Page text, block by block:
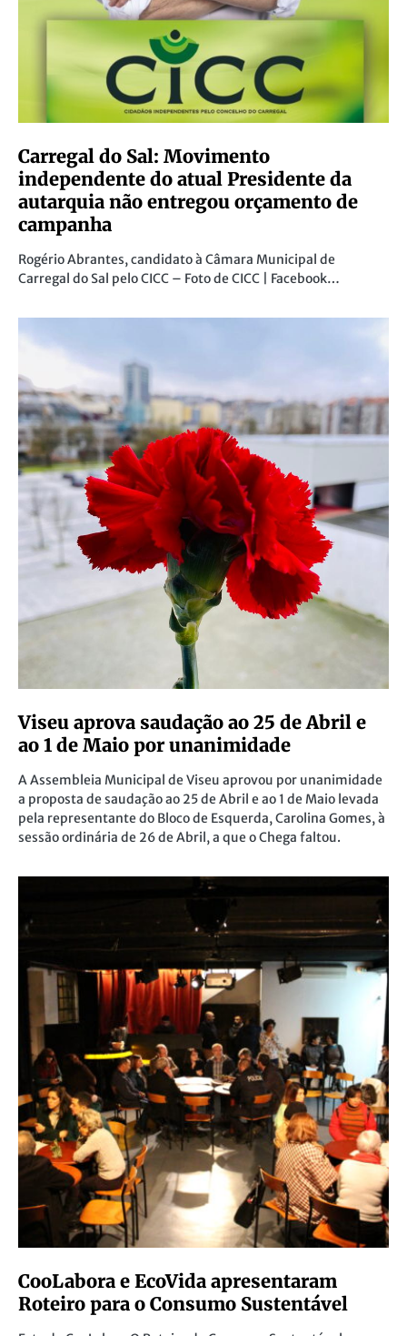
Carregal do Sal: Movimento
independente do atual Presidente da
autarquia não entregou orçamento de
campanha
Rogério Abrantes, candidato à Câmara Municipal de
Carregal do Sal pelo CICC – Foto de CICC | Facebook…
Viseu aprova saudação ao 25 de Abril e
ao 1 de Maio por unanimidade
A Assembleia Municipal de Viseu aprovou por unanimidade
a proposta de saudação ao 25 de Abril e ao 1 de Maio levada
pela representante do Bloco de Esquerda, Carolina Gomes, à
sessão ordinária de 26 de Abril, a que o Chega faltou.
CooLabora e EcoVida apresentaram
Roteiro para o Consumo Sustentável